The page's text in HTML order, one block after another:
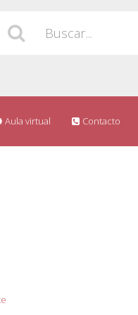
Aula virtual Contacto